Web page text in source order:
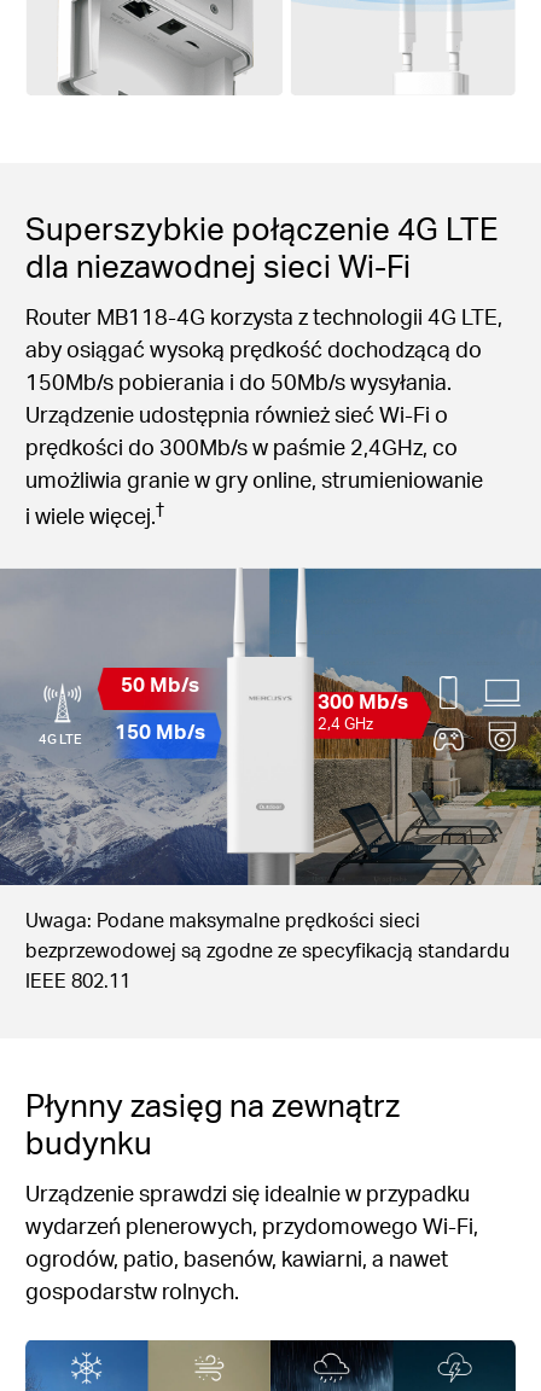
Superszybkie połączenie 4G LTE
dla niezawodnej sieci Wi-Fi
Router MB118-4G korzysta z technologii 4G LTE,
aby osiągać wysoką prędkość dochodzącą do
150Mb/s pobierania i do 50Mb/s wysyłania.
Urządzenie udostępnia również sieć Wi-Fi o
prędkości do 300Mb/s w paśmie 2,4GHz, co
umożliwia granie w gry online, strumieniowanie
i wiele więcej.†
4G LTE
50 Mb/s
150 Mb/s
300 Mb/s
2,4 GHz
Uwaga: Podane maksymalne prędkości sieci
bezprzewodowej są zgodne ze specyfikacją standardu
IEEE 802.11
Płynny zasięg na zewnątrz
budynku
Urządzenie sprawdzi się idealnie w przypadku
wydarzeń plenerowych, przydomowego Wi-Fi,
ogrodów, patio, basenów, kawiarni, a nawet
gospodarstw rolnych.